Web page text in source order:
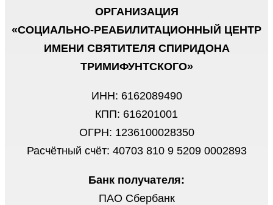
ОРГАНИЗАЦИЯ
«СОЦИАЛЬНО-РЕАБИЛИТАЦИОННЫЙ ЦЕНТР
ИМЕНИ СВЯТИТЕЛЯ СПИРИДОНА
ТРИМИФУНТСКОГО»
ИНН: 6162089490
КПП: 616201001
ОГРН: 1236100028350
Расчётный счёт: 40703 810 9 5209 0002893
Банк получателя:
ПАО Сбербанк